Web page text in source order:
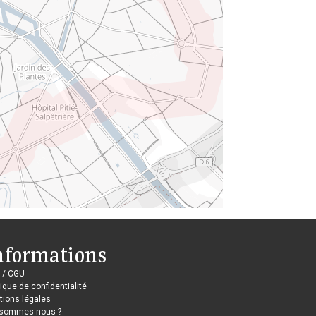
/ CGU
de confidentialité
légales
nous ?